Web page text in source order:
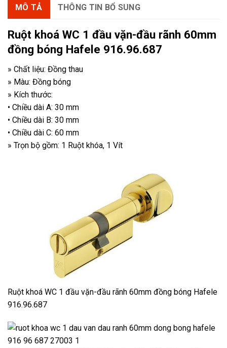
MÔ TẢ THÔNG TIN BỔ SUNG
Ruột khoá WC 1 đầu vặn-đầu rãnh 60mm
đồng bóng Hafele 916.96.687
» Chất liệu: Đồng thau
» Màu: Đồng bóng
» Kích thước:
• Chiều dài A: 30 mm
• Chiều dài B: 30 mm
• Chiều dài C: 60 mm
» Trọn bộ gồm: 1 Ruột khóa, 1 Vít
Ruột khoá WC 1 đầu vặn-đầu rãnh 60mm đồng bóng Hafele
916.96.687